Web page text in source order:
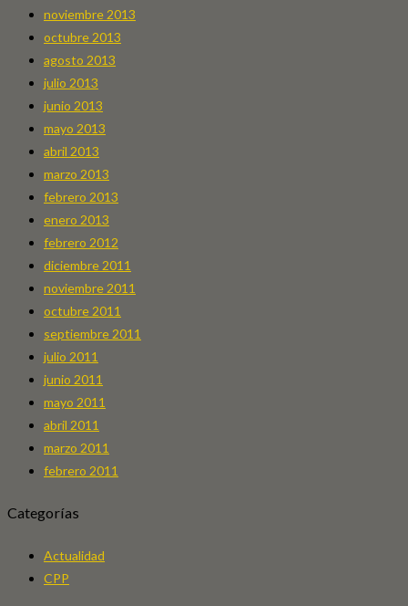
noviembre 2013
octubre 2013
agosto 2013
julio 2013
junio 2013
mayo 2013
abril 2013
marzo 2013
febrero 2013
enero 2013
febrero 2012
diciembre 2011
noviembre 2011
octubre 2011
septiembre 2011
julio 2011
junio 2011
mayo 2011
abril 2011
marzo 2011
febrero 2011
Categorías
Actualidad
CPP